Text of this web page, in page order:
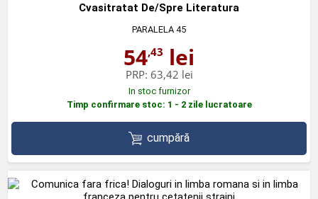
Cvasitratat De/Spre Literatura
PARALELA 45
54,43 lei
PRP: 63,42 lei
In stoc furnizor
Timp confirmare stoc: 1 - 2 zile lucratoare
cumpără